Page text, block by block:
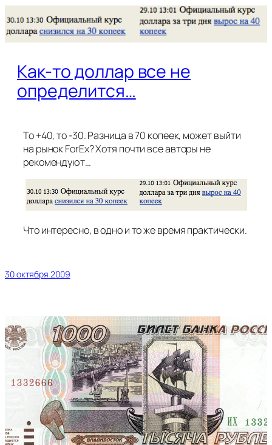
Как-то доллар все не
определится…
То +40, то -30. Разница в 70 копеек, может выйти
на рынок ForEx? Хотя почти все авторы не
рекомендуют…
Что интересно, в одно и то же время практически.
30 октября 2009